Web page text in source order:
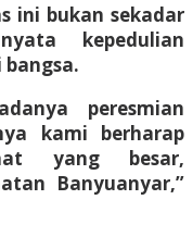
ini bukan sekadar
kepedulian
peresmian
kami berharap
yang besar,
Banyuanyar,”